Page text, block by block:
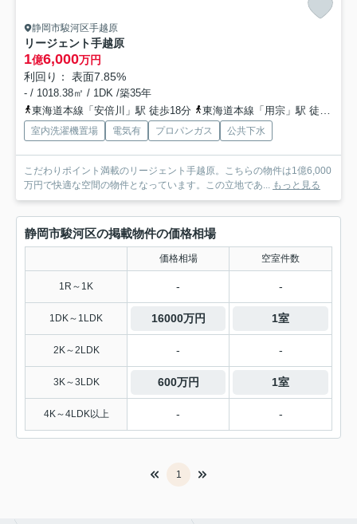
静岡市駿河区手越原
リージェント手越原
1億6,000万円
利回り： 表面7.85%
- / 1018.38㎡ / 1DK /築35年
東海道本線「安倍川」駅 徒歩18分
東海道本線「用宗」駅 徒歩40分
室内洗濯機置場 電気有 プロパンガス 公共下水
こだわりポイント満載のリージェント手越原。こちらの物件は1億6,000
万円で快適な空間の物件となっています。この立地であ... もっと見る
静岡市駿河区の掲載物件の価格相場
価格相場 空室件数
1R～1K - -
1DK～1LDK 16000万円 1室
2K～2LDK - -
3K～3LDK 600万円 1室
4K～4LDK以上 - -
1